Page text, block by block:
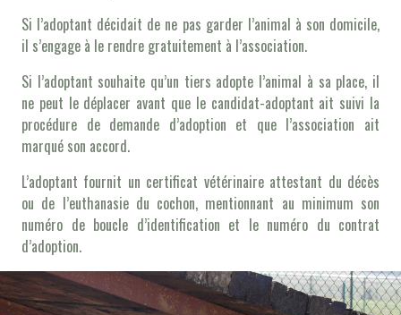
Si l’adoptant décidait de ne pas garder l’animal à son domicile,
il s’engage à le rendre gratuitement à l’association.
Si l’adoptant souhaite qu’un tiers adopte l’animal à sa place, il
ne peut le déplacer avant que le candidat-adoptant ait suivi la
procédure de demande d’adoption et que l’association ait
marqué son accord.
L’adoptant fournit un certificat vétérinaire attestant du décès
ou de l’euthanasie du cochon, mentionnant au minimum son
numéro de boucle d’identification et le numéro du contrat
d’adoption.